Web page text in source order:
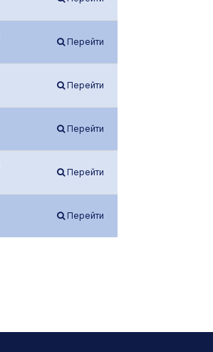
Перейти
Перейти
Перейти
Перейти
Перейти